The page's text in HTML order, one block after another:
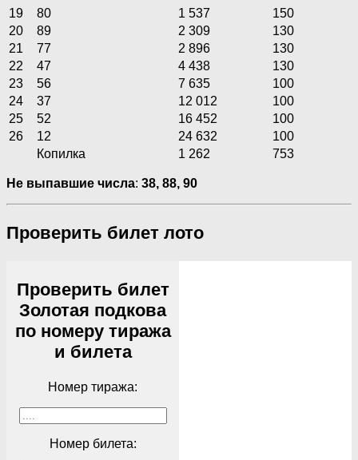
19
80 1 537
150
20
89 2 309
130
21
77 2 896
130
22
47 4 438
130
23
56 7 635
100
24
37 12 012
100
25
52 16 452
100
26
12 24 632
100
Копилка
1 262 753
Не выпавшие числа: 38, 88, 90
Проверить билет лото
Проверить билет
Золотая подкова
по номеру тиража
и билета
Номер тиража:
Номер билета: